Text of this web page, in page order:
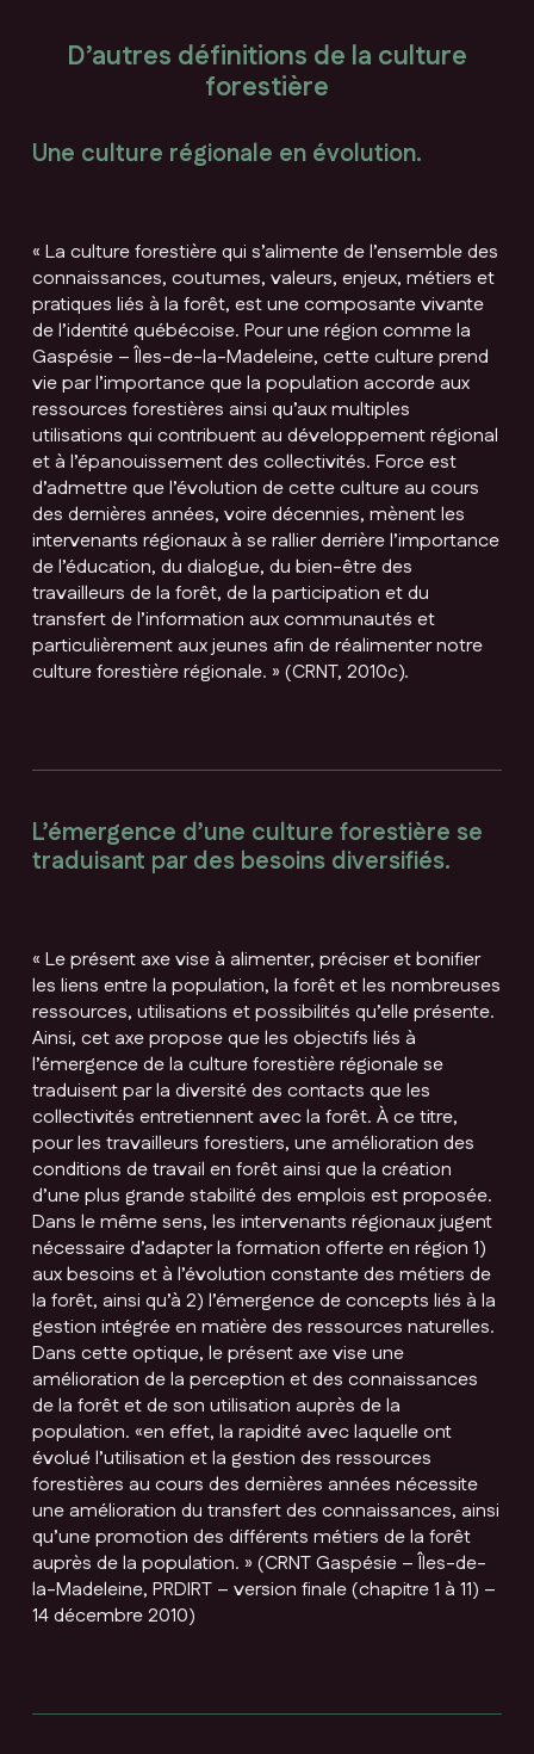
D’autres définitions de la culture
forestière
Une culture régionale en évolution.
« La culture forestière qui s’alimente de l’ensemble des
connaissances, coutumes, valeurs, enjeux, métiers et
pratiques liés à la forêt, est une composante vivante
de l’identité québécoise. Pour une région comme la
Gaspésie – Îles-de-la-Madeleine, cette culture prend
vie par l’importance que la population accorde aux
ressources forestières ainsi qu’aux multiples
utilisations qui contribuent au développement régional
et à l’épanouissement des collectivités. Force est
d’admettre que l’évolution de cette culture au cours
des dernières années, voire décennies, mènent les
intervenants régionaux à se rallier derrière l’importance
de l’éducation, du dialogue, du bien-être des
travailleurs de la forêt, de la participation et du
transfert de l’information aux communautés et
particulièrement aux jeunes afin de réalimenter notre
culture forestière régionale. » (CRNT, 2010c).
L’émergence d’une culture forestière se
traduisant par des besoins diversifiés.
« Le présent axe vise à alimenter, préciser et bonifier
les liens entre la population, la forêt et les nombreuses
ressources, utilisations et possibilités qu’elle présente.
Ainsi, cet axe propose que les objectifs liés à
l’émergence de la culture forestière régionale se
traduisent par la diversité des contacts que les
collectivités entretiennent avec la forêt. À ce titre,
pour les travailleurs forestiers, une amélioration des
conditions de travail en forêt ainsi que la création
d’une plus grande stabilité des emplois est proposée.
Dans le même sens, les intervenants régionaux jugent
nécessaire d’adapter la formation offerte en région 1)
aux besoins et à l’évolution constante des métiers de
la forêt, ainsi qu’à 2) l’émergence de concepts liés à la
gestion intégrée en matière des ressources naturelles.
Dans cette optique, le présent axe vise une
amélioration de la perception et des connaissances
de la forêt et de son utilisation auprès de la
population. «en effet, la rapidité avec laquelle ont
évolué l’utilisation et la gestion des ressources
forestières au cours des dernières années nécessite
une amélioration du transfert des connaissances, ainsi
qu’une promotion des différents métiers de la forêt
auprès de la population. » (CRNT Gaspésie – Îles-de-
la-Madeleine, PRDIRT – version finale (chapitre 1 à 11) –
14 décembre 2010)